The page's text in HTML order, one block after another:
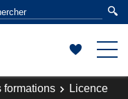
formations
Licence